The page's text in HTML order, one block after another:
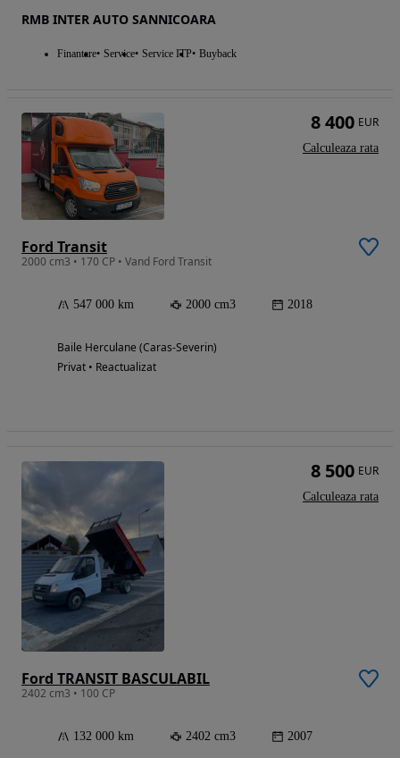
RMB INTER AUTO SANNICOARA
Finantare Service Service ITP Buyback
Ford Transit
2000 cm3 • 170 CP • Vand Ford Transit
547 000 km 2000 cm3 2018
Baile Herculane (Caras-Severin)
Privat • Reactualizat
8 400 EUR
Calculeaza rata
Ford TRANSIT BASCULABIL
2402 cm3 • 100 CP
132 000 km 2402 cm3 2007
8 500 EUR
Calculeaza rata